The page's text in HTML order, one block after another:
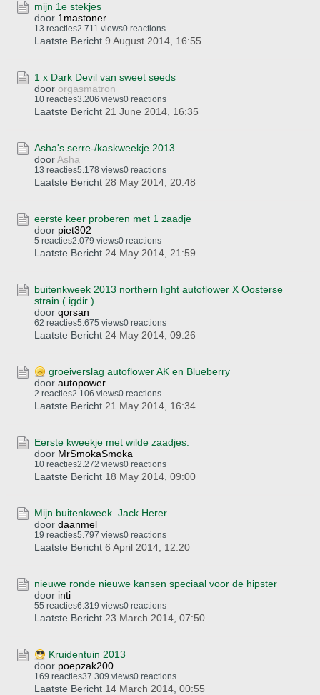
mijn 1e stekjes
door 1mastoner
13 reacties2.711 views0 reactions
Laatste Bericht 9 August 2014, 16:55
1 x Dark Devil van sweet seeds
door orgasmatron
10 reacties3.206 views0 reactions
Laatste Bericht 21 June 2014, 16:35
Asha's serre-/kaskweekje 2013
doorAsha
13 reacties5.178 views0 reactions
Laatste Bericht 28 May 2014, 20:48
eerste keer proberen met 1 zaadje
door piet302
5 reacties2.079 views0 reactions
Laatste Bericht 24 May 2014, 21:59
buitenkweek 2013 northern light autoflower X Oosterse
strain ( igdir )
door qorsan
62 reacties5.675 views0 reactions
Laatste Bericht 24 May 2014, 09:26
groeiverslag autoflower AK en Blueberry
door autopower
2 reacties2.106 views0 reactions
Laatste Bericht 21 May 2014, 16:34
Eerste kweekje met wilde zaadjes.
door MrSmokaSmoka
10 reacties2.272 views0 reactions
Laatste Bericht 18 May 2014, 09:00
Mijn buitenkweek. Jack Herer
door daanmel
19 reacties5.797 views0 reactions
Laatste Bericht 6 April 2014, 12:20
nieuwe ronde nieuwe kansen speciaal voor de hipster
door inti
55 reacties6.319 views0 reactions
Laatste Bericht 23 March 2014, 07:50
Kruidentuin 2013
door poepzak200
169 reacties37.309 views0 reactions
Laatste Bericht 14 March 2014, 00:55